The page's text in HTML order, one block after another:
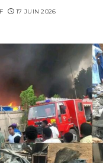
17 JUIN 2026